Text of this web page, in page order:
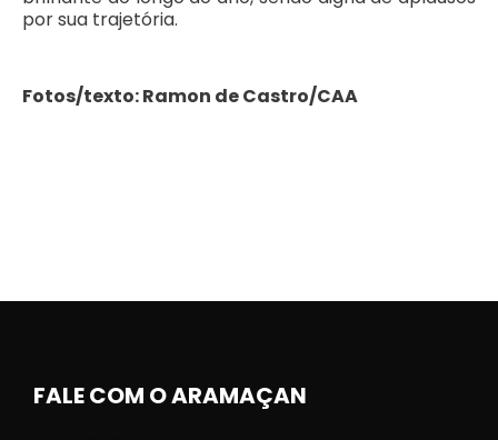
por sua trajetória.
Fotos/texto: Ramon de Castro/CAA
FALE COM O ARAMAÇAN